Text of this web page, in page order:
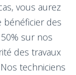
vous aurez
bénéficier des
sur nos
des travaux
techniciens